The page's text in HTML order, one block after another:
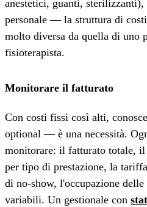
anestetici, guanti, sterilizzanti),
personale — la struttura di
molto diversa da quella di uno
fisioterapista.
Monitorare il fatturato
Con costi fissi così alti,
optional — è una necessità.
monitorare: il fatturato totale, il
per tipo di prestazione, la
di no-show, l'occupazione
variabili. Un gestionale con